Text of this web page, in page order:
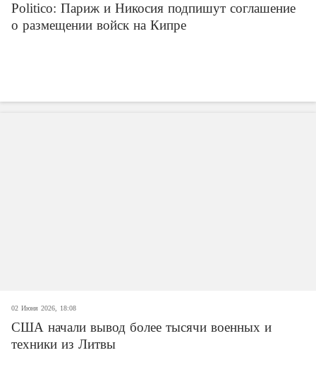
Politico: Париж и Никосия подпишут соглашение
о размещении войск на Кипре
02 Июня 2026, 18:08
США начали вывод более тысячи военных и
техники из Литвы